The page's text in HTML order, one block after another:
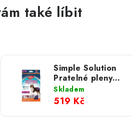
také líbit
Simple Solution
Pratelné pleny
univerzální; L
Skladem
519 Kč